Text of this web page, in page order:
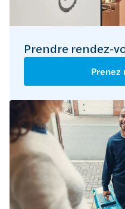
Prendre rendez-
Prenez